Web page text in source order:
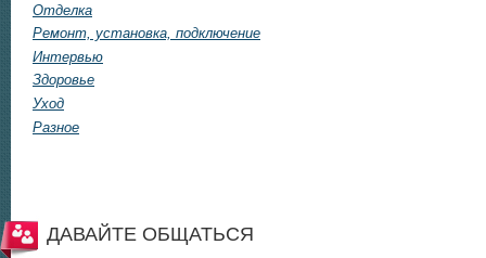
Отделка
Ремонт, установка, подключение
Интервью
Здоровье
Уход
Разное
ДАВАЙТЕ ОБЩАТЬСЯ